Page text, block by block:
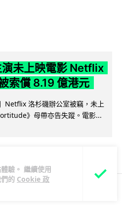
驗。 繼續使用
的 Cookie 政
未上映電影 Netflix
索償 8.19 億港元
Netflix 洛杉磯辦公室被竊，未上
》母帶亦告失蹤。電影...